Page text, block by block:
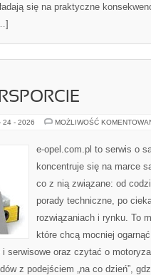
się na praktyczne
24 - 2026 MOŻLIWOŚĆ
e-opel.com.pl to serwis o
koncentruje się na marce
co z nią związane: od
porady techniczne, po
rozwiązaniach i rynku. To
które chcą mocniej
serwisowe oraz czytać o
z podejściem „na co dzień”,